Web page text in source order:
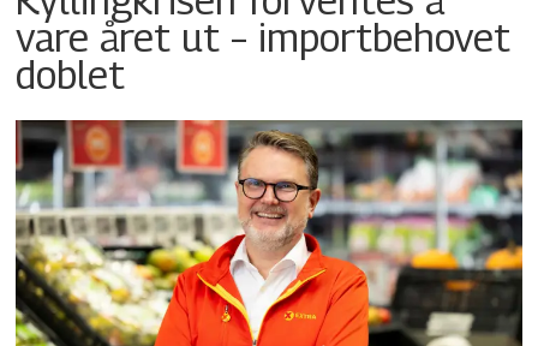
vare året ut – importbehovet
doblet